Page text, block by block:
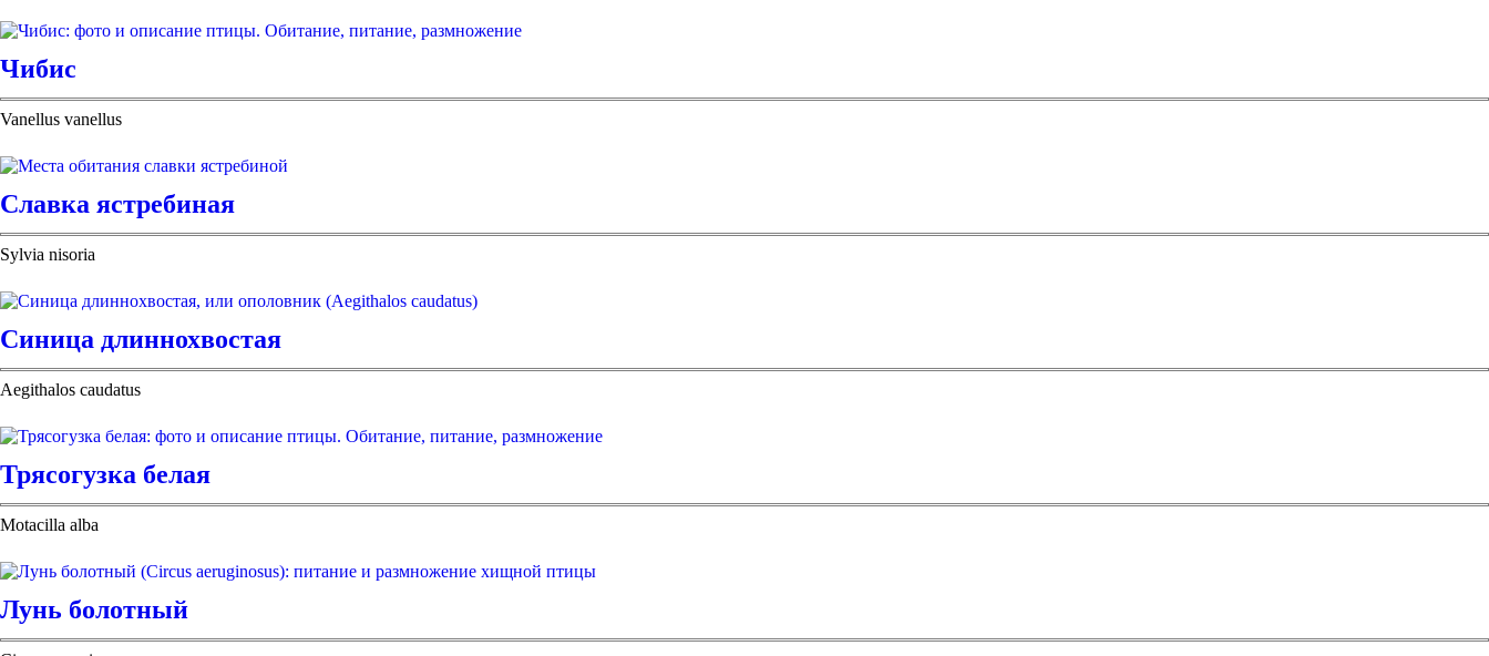
Чибис
Vanellus vanellus
Славка ястребиная
Sylvia nisoria
Синица длиннохвостая
Aegithalos caudatus
Трясогузка белая
Motacilla alba
Лунь болотный